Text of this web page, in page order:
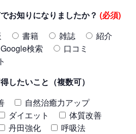
お知りになりましたか？ (必須)
書籍 雑誌
紹介
Google検索
口コミ
したいこと（複数可）
自然治癒力アップ
ダイエット
体質改善
丹田強化 呼吸法